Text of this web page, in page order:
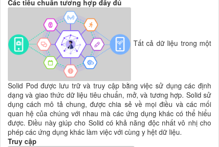
Các tiêu chuẩn tương hợp đầy đủ
Tất cả dữ liệu trong một
Solid Pod được lưu trữ và truy cập bằng việc sử dụng các định
dạng và giao thức dữ liệu tiêu chuẩn, mở, và tương hợp. Solid sử
dụng cách mô tả chung, được chia sẻ về mọi điều và các mối
quan hệ của chúng với nhau mà các ứng dụng khác có thể hiểu
được. Điều này giúp cho Solid có khả năng độc nhất vô nhị cho
phép các ứng dụng khác làm việc với cùng y hệt dữ liệu.
Truy cập